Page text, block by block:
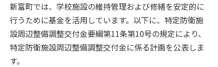
新富町では、学校施設の維持管理および修繕を安定的に
行うために基金を活用しています。以下に、特定防衛施
設周辺整備調整交付金要綱第11条第10号の規定により、
特定防衛施設周辺整備調整交付金に係る計画を公表しま
す。